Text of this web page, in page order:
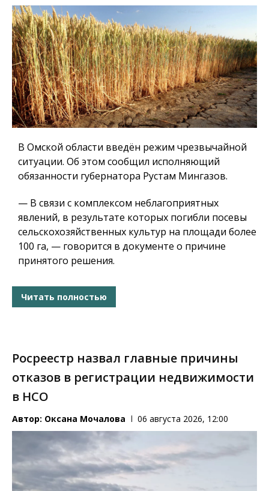
В Омской области введён режим чрезвычайной
ситуации. Об этом сообщил исполняющий
обязанности губернатора Рустам Мингазов.
— В связи с комплексом неблагоприятных
явлений, в результате которых погибли посевы
сельскохозяйственных культур на площади более
100 га, — говорится в документе о причине
принятого решения.
Читать полностью
Росреестр назвал главные причины
отказов в регистрации недвижимости
в НСО
Автор: Оксана Мочалова 06 августа 2026, 12:00